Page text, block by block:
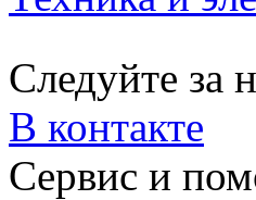
Следуйте за
В контакте
Сервис и